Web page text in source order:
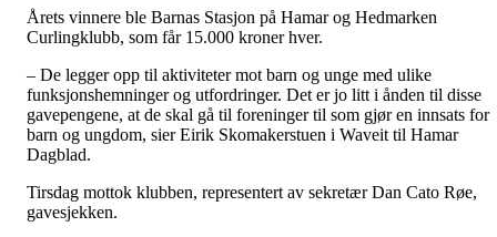
Årets vinnere ble Barnas Stasjon på Hamar og Hedmarken
Curlingklubb, som får 15.000 kroner hver.
– De legger opp til aktiviteter mot barn og unge med ulike
funksjonshemninger og utfordringer. Det er jo litt i ånden til disse
gavepengene, at de skal gå til foreninger til som gjør en innsats for
barn og ungdom, sier Eirik Skomakerstuen i Waveit til Hamar
Dagblad.
Tirsdag mottok klubben, representert av sekretær Dan Cato Røe,
gavesjekken.